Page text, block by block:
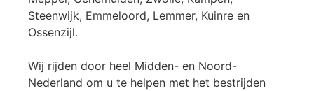
Steenwijk, Emmeloord, Lemmer, Kuinre en
Ossenzijl.
Wij rijden door heel Midden- en Noord-
Nederland om u te helpen met het bestrijden